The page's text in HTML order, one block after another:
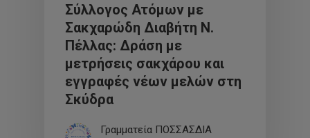
Σύλλογος Ατόμων με
Σακχαρώδη Διαβήτη Ν.
Πέλλας: Δράση με
μετρήσεις σακχάρου και
εγγραφές νέων μελών στη
Σκύδρα
Γραμματεία ΠΟΣΣΑΣΔΙΑ